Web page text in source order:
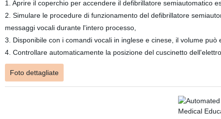
1. Aprire il coperchio per accendere il defibrillatore semiautomatico
2. Simulare le procedure di funzionamento del defibrillatore
messaggi vocali durante l'intero processo,
3. Disponibile con i comandi vocali in inglese e cinese, il volume
4. Controllare automaticamente la posizione del cuscinetto
Foto dettagliate